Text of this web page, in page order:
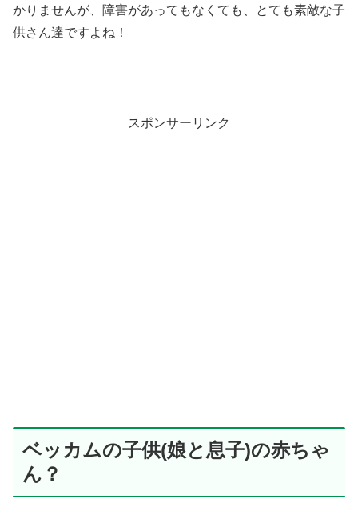
かりませんが、障害があってもなくても、とても素敵な子
供さん達ですよね！
スポンサーリンク
ベッカムの子供(娘と息子)の赤ちゃ
ん？